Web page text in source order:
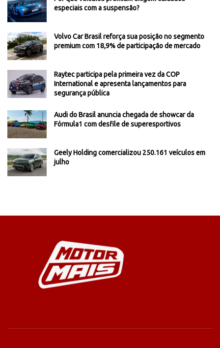
especiais com a suspensão?
Volvo Car Brasil reforça sua posição no segmento
premium com 18,9% de participação de mercado
Raytec participa pela primeira vez da COP
International e apresenta lançamentos para
segurança pública
Audi do Brasil anuncia chegada de showcar da
Fórmula1 com desfile de superesportivos
Geely Holding comercializou 250.161 veículos em
julho